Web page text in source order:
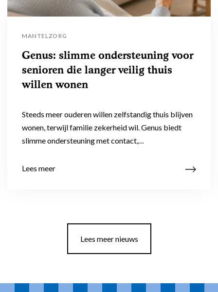
MANTELZORG
Genus: slimme ondersteuning voor
senioren die langer veilig thuis
willen wonen
Steeds meer ouderen willen zelfstandig thuis blijven
wonen, terwijl familie zekerheid wil. Genus biedt
slimme ondersteuning met contact,…
Lees meer
Lees meer nieuws